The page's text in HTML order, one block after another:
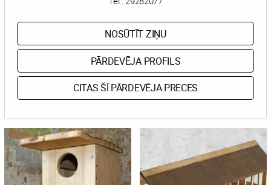
NOSŪTĪT ZIŅU
PĀRDEVĒJA PROFILS
CITAS ŠĪ PĀRDEVĒJA PRECES